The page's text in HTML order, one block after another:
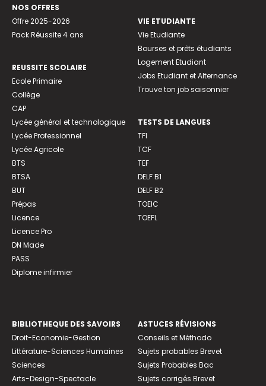
NOS OFFRES
Offre 2025-2026
Pack Réussite 4 ans
REUSSITE SCOLAIRE
Ecole Primaire
Collège
CAP
Lycée général et technologique
Lycée Professionnel
Lycée Agricole
BTS
BTSA
BUT
Prépas
Licence
Licence Pro
DN Made
PASS
Diplome infirmier
VIE ETUDIANTE
Vie Etudiante
Bourses et prêts étudiants
Logement Etudiant
Jobs Etudiant et Alternance
Trouve ton job saisonnier
TESTS DE LANGUES
TFI
TCF
TEF
DELF B1
DELF B2
TOEIC
TOEFL
BIBLIOTHEQUE DES SAVOIRS
Droit-Economie-Gestion
Littérature-Sciences Humaines
Sciences
Arts-Design-Spectacle
ASTUCES RÉVISIONS
Conseils et Méthodo
Sujets probables Brevet
Sujets Probables Bac
Sujets corrigés Brevet